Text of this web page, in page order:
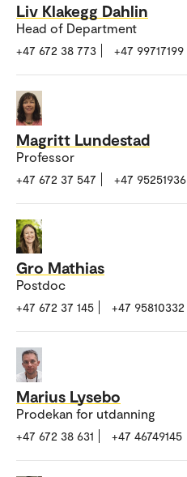
Liv Klakegg Dahlin
Head of Department
+47 672 38 773 +47 99717199
Magritt Lundestad
Professor
+47 672 37 547 +47 95251936
Gro Mathias
Postdoc
+47 672 37 145 +47 95810332
Marius Lysebo
Prodekan for utdanning
+47 672 38 631 +47 46749145